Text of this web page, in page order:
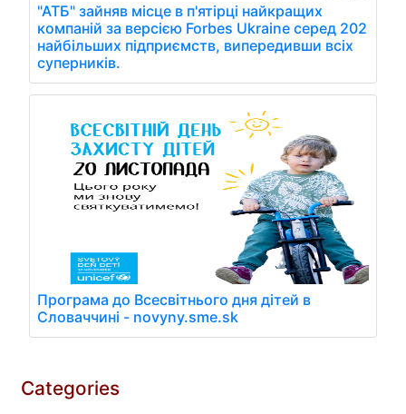
"АТБ" зайняв місце в п'ятірці найкращих
компаній за версією Forbes Ukraine серед 202
найбільших підприємств, випередивши всіх
суперників.
Програма до Всесвітнього дня дітей в
Словаччині - novyny.sme.sk
Categories